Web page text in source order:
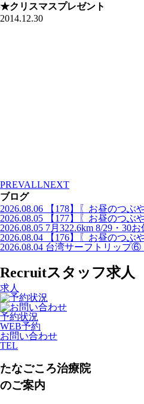
★クリスマスプレゼント
2014.12.30
PREVALLNEXT
ブログ
2026.08.06
【178】〖お昼のつ
2026.08.05
【177】〖お昼のつぶ
2026.08.05 7月322.6km 8/29・30
2026.08.04
【176】〖お昼のつぶ
2026.08.04 台湾サーフトリップ
Recruitスタッフ求人
求人
予約状況
WEB予約
お問い合わせ
TEL
たなごころ治療院
のご案内